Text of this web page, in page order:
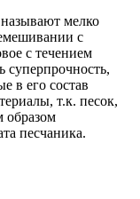
мелко
с
с течением
суперпрочность,
в его состав
т.к. песок,
образом
песчаника.